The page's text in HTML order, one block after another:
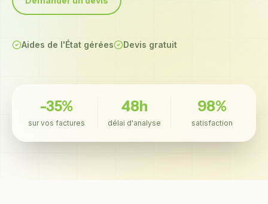
Aides de l'État gérées Devis gratuit
-35%
sur vos factures
48h
délai d'analyse
98%
satisfaction